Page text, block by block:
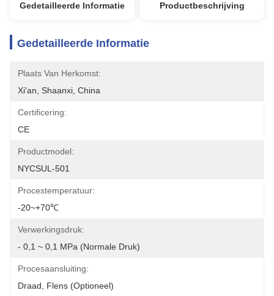
Gedetailleerde Informatie Productbeschrijving
Gedetailleerde Informatie
Plaats Van Herkomst:
Xi'an, Shaanxi, China
Certificering:
CE
Productmodel:
NYCSUL-501
Procestemperatuur:
-20~+70℃
Verwerkingsdruk:
- 0,1 ~ 0,1 MPa (normale Druk)
Procesaansluiting:
Draad, Flens (optioneel)